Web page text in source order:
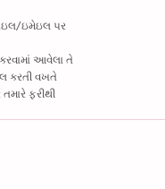
ઇમેઇલ પર
આવેલા તે
કરતી વખતે
ફરીથી